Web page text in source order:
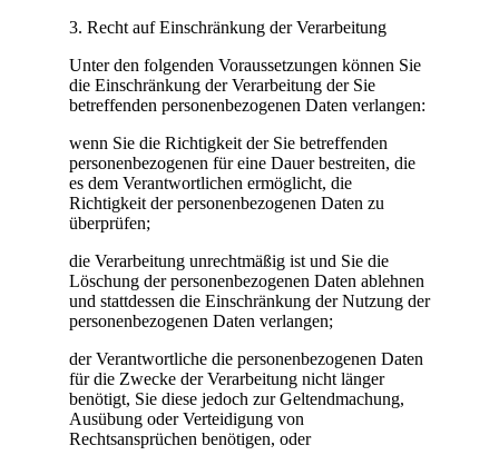
3. Recht auf Einschränkung der Verarbeitung
Unter den folgenden Voraussetzungen können Sie
die Einschränkung der Verarbeitung der Sie
betreffenden personenbezogenen Daten verlangen:
wenn Sie die Richtigkeit der Sie betreffenden
personenbezogenen für eine Dauer bestreiten, die
es dem Verantwortlichen ermöglicht, die
Richtigkeit der personenbezogenen Daten zu
überprüfen;
die Verarbeitung unrechtmäßig ist und Sie die
Löschung der personenbezogenen Daten ablehnen
und stattdessen die Einschränkung der Nutzung der
personenbezogenen Daten verlangen;
der Verantwortliche die personenbezogenen Daten
für die Zwecke der Verarbeitung nicht länger
benötigt, Sie diese jedoch zur Geltendmachung,
Ausübung oder Verteidigung von
Rechtsansprüchen benötigen, oder